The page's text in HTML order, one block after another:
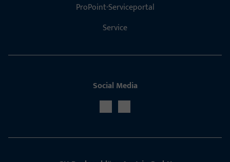
ProPoint-Serviceportal
Service
Social Media